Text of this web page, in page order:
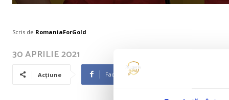
Scris de RomaniaForGold
30 APRILIE 2021
Acțiune Facebook